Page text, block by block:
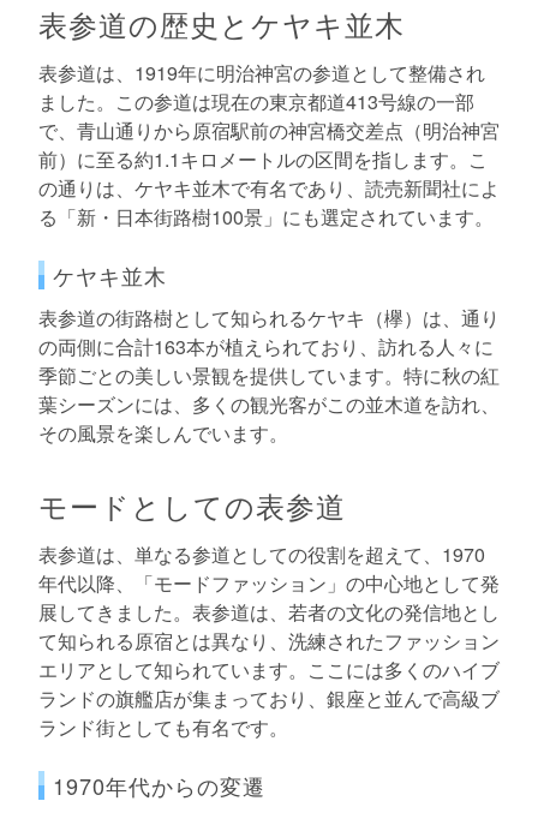
表参道の歴史とケヤキ並木
表参道は、1919年に明治神宮の参道として整備され
ました。この参道は現在の東京都道413号線の一部
で、青山通りから原宿駅前の神宮橋交差点（明治神宮
前）に至る約1.1キロメートルの区間を指します。こ
の通りは、ケヤキ並木で有名であり、読売新聞社によ
る「新・日本街路樹100景」にも選定されています。
ケヤキ並木
表参道の街路樹として知られるケヤキ（欅）は、通り
の両側に合計163本が植えられており、訪れる人々に
季節ごとの美しい景観を提供しています。特に秋の紅
葉シーズンには、多くの観光客がこの並木道を訪れ、
その風景を楽しんでいます。
モードとしての表参道
表参道は、単なる参道としての役割を超えて、1970
年代以降、「モードファッション」の中心地として発
展してきました。表参道は、若者の文化の発信地とし
て知られる原宿とは異なり、洗練されたファッション
エリアとして知られています。ここには多くのハイブ
ランドの旗艦店が集まっており、銀座と並んで高級ブ
ランド街としても有名です。
1970年代からの変遷